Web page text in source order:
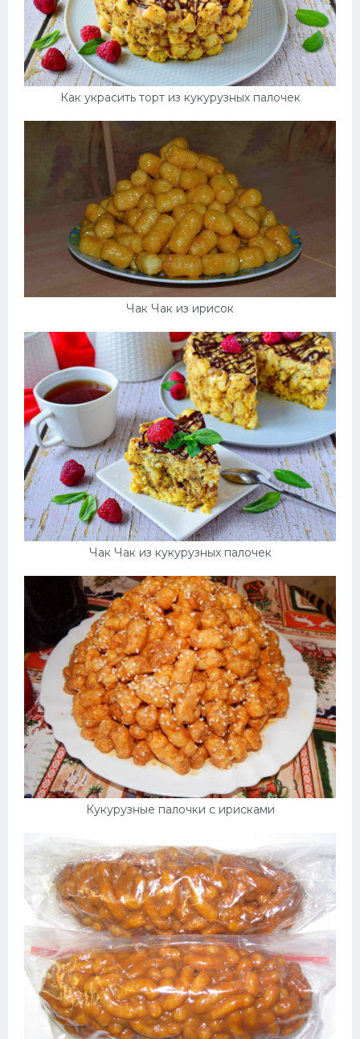
Как украсить торт из кукурузных палочек
Чак Чак из ирисок
Чак Чак из кукурузных палочек
Кукурузные палочки с ирисками